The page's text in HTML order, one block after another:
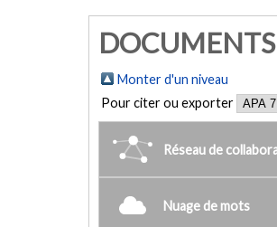
Monter d'un niveau
Pour citer ou exporter
Réseau de
Nuage de mots